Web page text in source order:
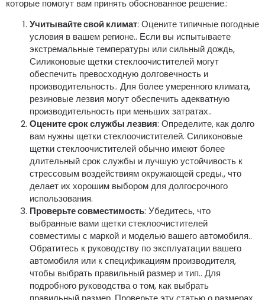
которые помогут вам принять обоснованное решение.:
Учитывайте свой климат: Оцените типичные погодные
условия в вашем регионе.. Если вы испытываете
экстремальные температуры или сильный дождь,
Силиконовые щетки стеклоочистителей могут
обеспечить превосходную долговечность и
производительность.. Для более умеренного климата,
резиновые лезвия могут обеспечить адекватную
производительность при меньших затратах..
Оцените срок службы лезвия: Определите, как долго
вам нужны щетки стеклоочистителей. Силиконовые
щетки стеклоочистителей обычно имеют более
длительный срок службы и лучшую устойчивость к
стрессовым воздействиям окружающей среды., что
делает их хорошим выбором для долгосрочного
использования.
Проверьте совместимость: Убедитесь, что
выбранные вами щетки стеклоочистителей
совместимы с маркой и моделью вашего автомобиля..
Обратитесь к руководству по эксплуатации вашего
автомобиля или к спецификациям производителя,
чтобы выбрать правильный размер и тип.. Для
подробного руководства о том, как выбрать